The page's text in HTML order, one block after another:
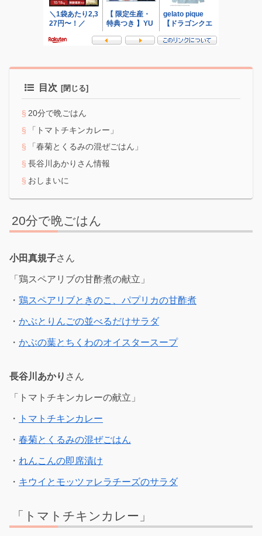
目次
20分で晩ごはん
「トマトチキンカレー」
「春菊とくるみの混ぜごはん」
長谷川あかりさん情報
おしまいに
20分で晩ごはん
小田真規子さん
「鶏スペアリブの甘酢煮の献立」
・ 鶏スペアリブときのこ、パプリカの甘酢煮
・ かぶとりんごの並べるだけサラダ
・ かぶの葉とちくわのオイスタースープ
長谷川あかり さん
「トマトチキンカレーの献立」
・ トマトチキンカレー
・ 春菊とくるみの混ぜごはん
・ れんこんの即席漬け
・ キウイとモッツァレラチーズのサラダ
「トマトチキンカレー」